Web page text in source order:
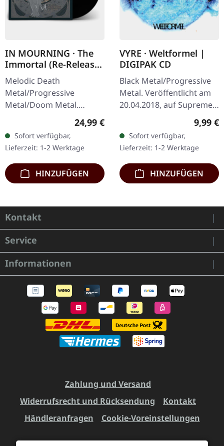
IN MOURNING · The
Immortal (Re-Release)
| BLACK LP
Melodic Death
Metal/Progressive
Metal/Doom Metal.
27.03.2026, auf Supreme
Chaos Records.
Schwarzes Vinyl mit
Insert. Zweite Auflage…
Regulärer Preis:
24,99 €
Sofort verfügbar,
Lieferzeit: 1-2 Werktage
HINZUFÜGEN
VYRE · Weltformel |
DIGIPAK CD
Black Metal/Progressive
Metal. Veröffentlicht am
20.04.2018, auf Supreme
Chaos Records. Limitierte
Erstauflage als CD im
DigiPak. Schnall Dich an,…
9,99 €
Sofort verfügbar,
Lieferzeit: 1-2 Werktage
HINZUFÜGEN
Kontakt
Service
Informationen
Zahlung und Versand
Widerrufsrecht und Rücksendung
Kontakt
Händleranfragen
Cookie-Voreinstellungen